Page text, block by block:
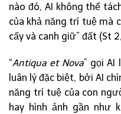
nào đó, AI không thể
của khả năng trí tuệ mà
cấy và canh giữ” đất (St
“Antiqua et Nova” gọi AI
luân lý đặc biệt, bởi AI
năng trí tuệ của con
hay hình ảnh gần như